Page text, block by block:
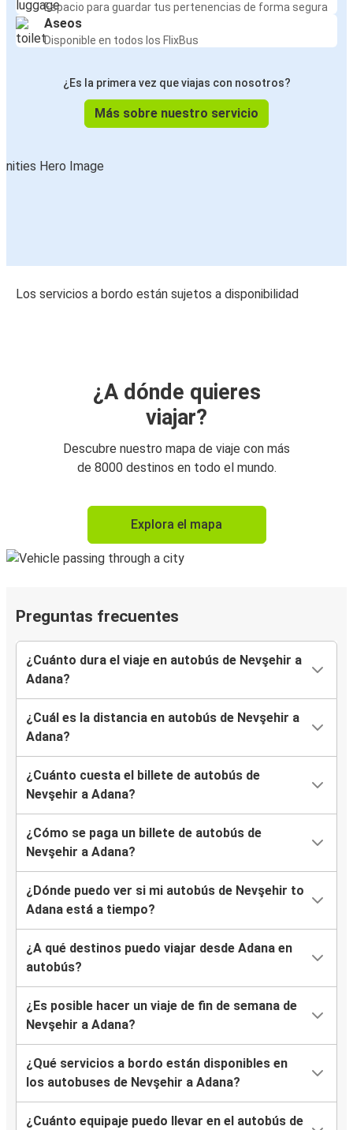
Espacio para guardar tus pertenencias de forma segura
Aseos
Disponible en todos los FlixBus
¿Es la primera vez que viajas con nosotros?
Más sobre nuestro servicio
Los servicios a bordo están sujetos a disponibilidad
¿A dónde quieres
viajar?
Descubre nuestro mapa de viaje con más
de 8000 destinos en todo el mundo.
Explora el mapa
Preguntas frecuentes
¿Cuánto dura el viaje en autobús de Nevşehir a
Adana?
¿Cuál es la distancia en autobús de Nevşehir a
Adana?
¿Cuánto cuesta el billete de autobús de
Nevşehir a Adana?
¿Cómo se paga un billete de autobús de
Nevşehir a Adana?
¿Dónde puedo ver si mi autobús de Nevşehir to
Adana está a tiempo?
¿A qué destinos puedo viajar desde Adana en
autobús?
¿Es posible hacer un viaje de fin de semana de
Nevşehir a Adana?
¿Qué servicios a bordo están disponibles en
los autobuses de Nevşehir a Adana?
¿Cuánto equipaje puedo llevar en el autobús de